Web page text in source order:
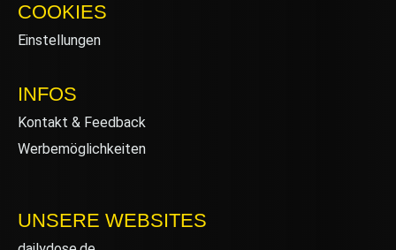
COOKIES
Einstellungen
INFOS
Kontakt & Feedback
Werbemöglichkeiten
UNSERE WEBSITES